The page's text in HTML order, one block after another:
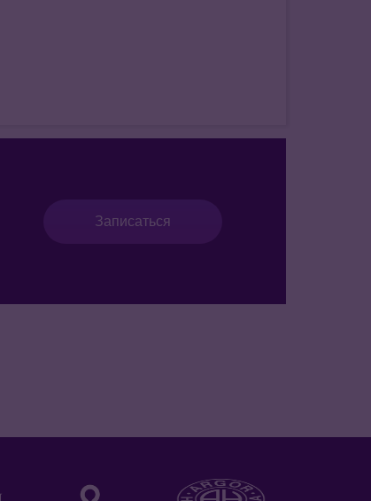
Записаться